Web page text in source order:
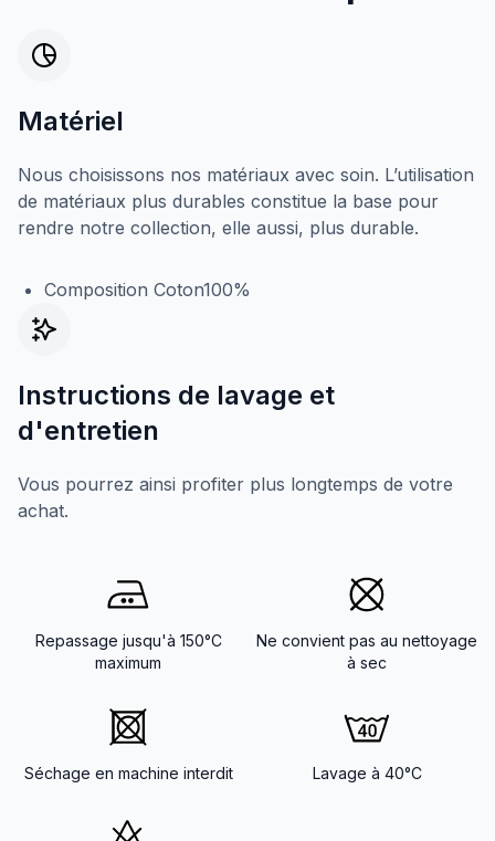
Matériel
Nous choisissons nos matériaux avec soin. L’utilisation
de matériaux plus durables constitue la base pour
rendre notre collection, elle aussi, plus durable.
Composition Coton100%
Instructions de lavage et
d'entretien
Vous pourrez ainsi profiter plus longtemps de votre
achat.
Repassage jusqu'à 150°C
maximum
Ne convient pas au nettoyage
à sec
Séchage en machine interdit Lavage à 40°C